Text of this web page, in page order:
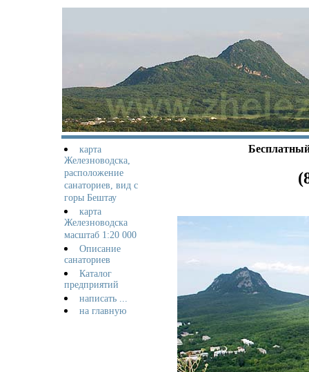
карта
Железноводска,
расположение
санаториев, вид с
горы Бештау
карта
Железноводска
масштаб 1:20 000
Описание
санаториев
Каталог
предприятий
написать ...
на главную